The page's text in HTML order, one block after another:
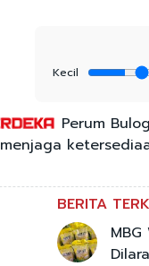
Kecil
Perum
BERITA